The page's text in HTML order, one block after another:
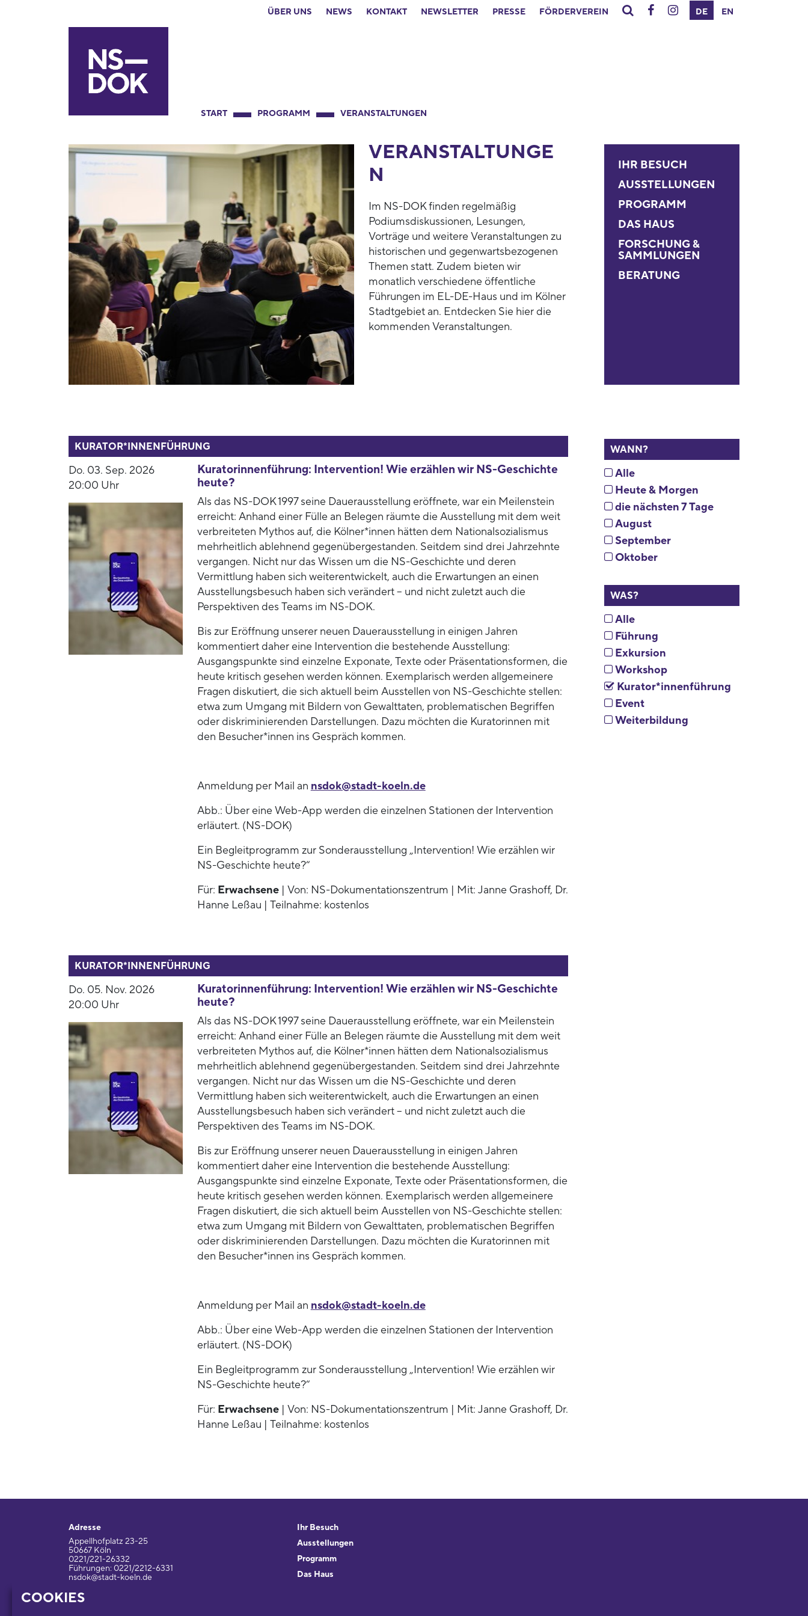
COOKIES
ÜBER UNS NEWS KONTAKT NEWSLETTER PRESSE FÖRDERVEREIN DE EN
START PROGRAMM VERANSTALTUNGEN
VERANSTALTUNGE
N
Im NS-DOK finden regelmäßig
Podiumsdiskussionen, Lesungen,
Vorträge und weitere Veranstaltungen zu
historischen und gegenwartsbezogenen
Themen statt. Zudem bieten wir
monatlich verschiedene öffentliche
Führungen im EL-DE-Haus und im Kölner
Stadtgebiet an. Entdecken Sie hier die
kommenden Veranstaltungen.
IHR BESUCH
AUSSTELLUNGEN
PROGRAMM
DAS HAUS
FORSCHUNG &
SAMMLUNGEN
BERATUNG
KURATOR*INNENFÜHRUNG
Do. 03. Sep. 2026
20:00 Uhr
Kuratorinnenführung: Intervention! Wie erzählen wir NS-Geschichte
heute?
Als das NS-DOK 1997 seine Dauerausstellung eröffnete, war ein Meilenstein
erreicht: Anhand einer Fülle an Belegen räumte die Ausstellung mit dem weit
verbreiteten Mythos auf, die Kölner*innen hätten dem Nationalsozialismus
mehrheitlich ablehnend gegenübergestanden. Seitdem sind drei Jahrzehnte
vergangen. Nicht nur das Wissen um die NS-Geschichte und deren
Vermittlung haben sich weiterentwickelt, auch die Erwartungen an einen
Ausstellungsbesuch haben sich verändert – und nicht zuletzt auch die
Perspektiven des Teams im NS-DOK.
Bis zur Eröffnung unserer neuen Dauerausstellung in einigen Jahren
kommentiert daher eine Intervention die bestehende Ausstellung:
Ausgangspunkte sind einzelne Exponate, Texte oder Präsentationsformen, die
heute kritisch gesehen werden können. Exemplarisch werden allgemeinere
Fragen diskutiert, die sich aktuell beim Ausstellen von NS-Geschichte stellen:
etwa zum Umgang mit Bildern von Gewalttaten, problematischen Begriffen
oder diskriminierenden Darstellungen. Dazu möchten die Kuratorinnen mit
den Besucher*innen ins Gespräch kommen.
Anmeldung per Mail an nsdok@stadt-koeln.de
Abb.: Über eine Web-App werden die einzelnen Stationen der Intervention
erläutert. (NS-DOK)
Ein Begleitprogramm zur Sonderausstellung „Intervention! Wie erzählen wir
NS-Geschichte heute?“
Für: Erwachsene| Von: NS-Dokumentationszentrum | Mit: Janne Grashoff, Dr.
Hanne Leßau | Teilnahme: kostenlos
KURATOR*INNENFÜHRUNG
Do. 05. Nov. 2026
20:00 Uhr
Kuratorinnenführung: Intervention! Wie erzählen wir NS-Geschichte
heute?
Als das NS-DOK 1997 seine Dauerausstellung eröffnete, war ein Meilenstein
erreicht: Anhand einer Fülle an Belegen räumte die Ausstellung mit dem weit
verbreiteten Mythos auf, die Kölner*innen hätten dem Nationalsozialismus
mehrheitlich ablehnend gegenübergestanden. Seitdem sind drei Jahrzehnte
vergangen. Nicht nur das Wissen um die NS-Geschichte und deren
Vermittlung haben sich weiterentwickelt, auch die Erwartungen an einen
Ausstellungsbesuch haben sich verändert – und nicht zuletzt auch die
Perspektiven des Teams im NS-DOK.
Bis zur Eröffnung unserer neuen Dauerausstellung in einigen Jahren
kommentiert daher eine Intervention die bestehende Ausstellung:
Ausgangspunkte sind einzelne Exponate, Texte oder Präsentationsformen, die
heute kritisch gesehen werden können. Exemplarisch werden allgemeinere
Fragen diskutiert, die sich aktuell beim Ausstellen von NS-Geschichte stellen:
etwa zum Umgang mit Bildern von Gewalttaten, problematischen Begriffen
oder diskriminierenden Darstellungen. Dazu möchten die Kuratorinnen mit
den Besucher*innen ins Gespräch kommen.
Anmeldung per Mail an nsdok@stadt-koeln.de
Abb.: Über eine Web-App werden die einzelnen Stationen der Intervention
erläutert. (NS-DOK)
Ein Begleitprogramm zur Sonderausstellung „Intervention! Wie erzählen wir
NS-Geschichte heute?“
Für: Erwachsene| Von: NS-Dokumentationszentrum | Mit: Janne Grashoff, Dr.
Hanne Leßau | Teilnahme: kostenlos
WANN?
Alle
Heute & Morgen
die nächsten 7 Tage
August
September
Oktober
WAS?
Alle
Führung
Exkursion
Workshop
Kurator*innenführung
Event
Weiterbildung
Adresse
Appellhofplatz 23-25
50667 Köln
0221/221-26332
Führungen: 0221/2212-6331
nsdok@stadt-koeln.de
Ihr Besuch
Ausstellungen
Programm
Das Haus